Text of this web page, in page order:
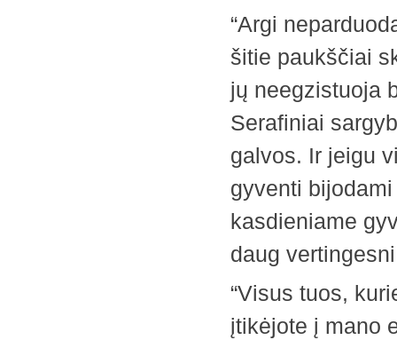
“Argi
šitie paukščiai
jų neegzistuoja
Serafiniai
galvos. Ir jeigu
gyventi
kasdieniame
daug
“Visus tuos,
įtikėjote į mano